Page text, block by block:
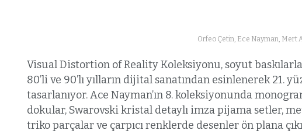
Orfeo Çetin, Ece Nayman, Mert
Visual Distortion of Reality Koleksiyonu, soyut
80’li ve 90’lı yılların dijital sanatından esinlenerek 21.
tasarlanıyor. Ace Nayman’ın 8. koleksiyonunda
dokular, Swarovski kristal detaylı imza pijama setler,
triko parçalar ve çarpıcı renklerde desenler ön plana